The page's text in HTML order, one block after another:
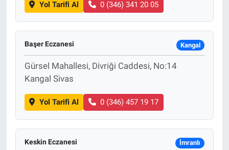
Yol Tarifi Al 0 (346) 341 20 05
Başer Eczanesi Kangal
Gürsel Mahallesi, Divriği Caddesi, No:14
Kangal Sivas
Yol Tarifi Al 0 (346) 457 19 17
Keskin Eczanesi İmranlı